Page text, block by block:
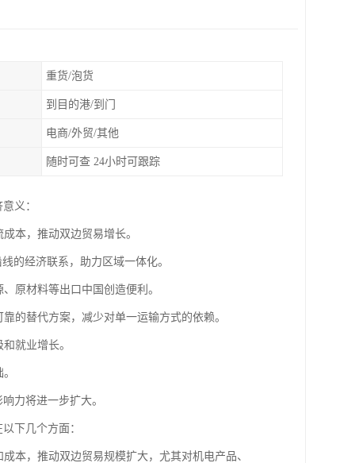
重货/泡货
到目的港/到门
电商/外贸/其他
随时可查 24小时可跟踪
义：
本，推动双边贸易增长。
的经济联系，助力区域一体化。
原材料等出口中国创造便利。
的替代方案，减少对单一运输方式的依赖。
就业增长。
力将进一步扩大。
下几个方面：
本，推动双边贸易规模扩大，尤其对机电产品、